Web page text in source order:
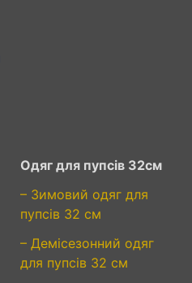
Одяг для пупсів 32см
– Зимовий одяг для
пупсів 32 см
– Демісезонний одяг
для пупсів 32 см